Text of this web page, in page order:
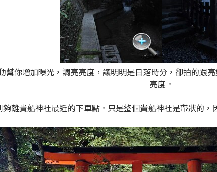
你增加曝光，調亮亮度，讓明明是日落時分，卻拍的跟
亮度。
離貴船神社最近的下車點。只是整個貴船神社是帶狀的